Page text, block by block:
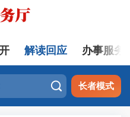
解读回应 办事服务
 长者模式